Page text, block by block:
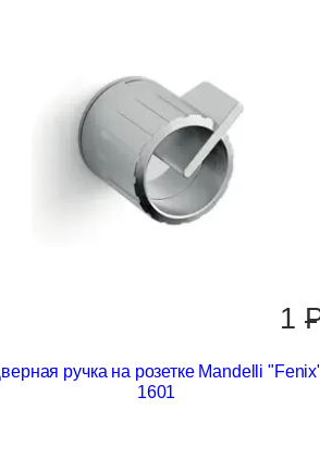
1
ручка на розетке Mandelli
1601